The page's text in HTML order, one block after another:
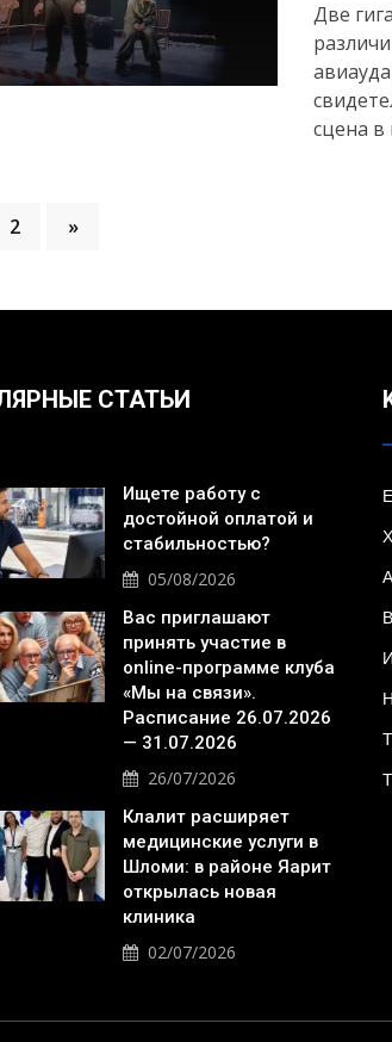
Две
сцена в
2 »
СТАТЬИ
Ищете работу с
достойной оплатой и
стабильностью?
05/08/2026
Вас приглашают
принять участие в
online-программе клуба
«Мы на связи».
Расписание 26.07.2026
— 31.07.2026
26/07/2026
Клалит расширяет
медицинские услуги в
Шломи: в районе Яарит
открылась новая
клиника
02/07/2026